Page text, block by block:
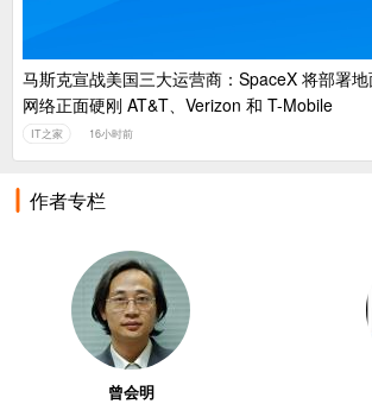
马斯克宣战美国三大运营商：SpaceX 将部署
网络正面硬刚 AT&T、Verizon 和 T-Mobile
IT之家 16小时前
作者专栏
曾会明